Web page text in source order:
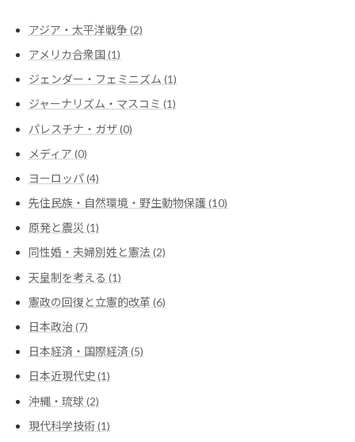
アジア・太平洋戦争 (2)
アメリカ合衆国 (1)
ジェンダー・フェミニズム (1)
ジャーナリズム・マスコミ (1)
パレスチナ・ガザ (0)
メディア (0)
ヨーロッパ (4)
先住民族・自然環境・野生動物保護 (10)
原発と震災 (1)
同性婚・夫婦別姓と憲法 (2)
天皇制を考える (1)
憲政の回復と立憲的改革 (6)
日本政治 (7)
日本経済・国際経済 (5)
日本近現代史 (1)
沖縄・琉球 (2)
現代科学技術 (1)